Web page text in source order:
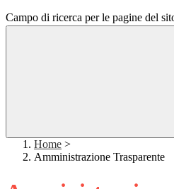
Campo di ricerca per le pagine del
Home >
Amministrazione Trasparente